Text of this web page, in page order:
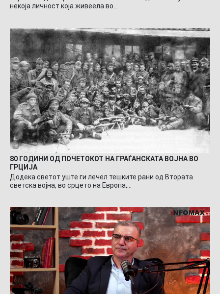
некоја личност која живеела во…
80 ГОДИНИ ОД ПОЧЕТОКОТ НА ГРАЃАНСКАТА ВОЈНА ВО
ГРЦИЈА
Додека светот уште ги лечел тешките рани од Втората
светска војна, во срцето на Европа,…